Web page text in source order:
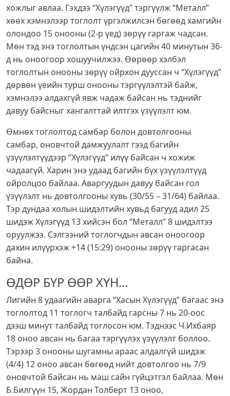
хожлыг авлаа. Гэхдээ “Хүлэгүүд” тэргүүлж “Металл”
хөөх хэмнэлээр тоглолт үргэлжилсэн бөгөөд хамгийн
олондоо 15 онооны (2-р үед) зөрүү гаргаж чадсан.
Мөн тэд энэ тоглолтын үндсэн цагийн 40 минутын 36-
д нь оноогоор хошуучилжээ. Өөрөөр хэлбэл
тоглолтын онооны зөрүү ойрхон дууссан ч “Хүлэгүүд”
дөрвөн үеийн турш онооны тэргүүлэлтэй байж,
хэмнэлээ алдахгүй явж чадаж байсан нь тэднийг
давуу байсныг хангалттай илтгэх үзүүлэлт юм.
Өмнөх тоглолтод самбар болон довтолгооны
самбар, оновчтой дамжуулалт гээд багийн
үзүүлэлтүүдээр “Хүлэгүүд” илүү байсан ч хожиж
чадаагүй. Харин энэ удаад багийн бүх үзүүлэлтүүд
ойролцоо байлаа. Аваргуудын давуу байсан гол
үзүүлэлт нь довтолгооны хувь (30/55 – 31/64) байлаа.
Тэр дундаа холын шидэлтийн хувьд багууд адил 25
шидэж Хүлэгүүд 13 хийсэн бол “Металл” 8 шидэлтээ
оруулжээ. Сэлгээний тоглогчдын авсан оноогоор
дахин илүүрхэж +14 (15:29) онооны зөрүү гаргасан
байна.
ӨДӨР БҮР ӨӨР ХҮН…
Лигийн 8 удаагийн аварга “Хасын Хүлэгүүд” багаас энэ
тоглолтод 11 тоглогч талбайд гарсны 7 нь 20-оос
дээш минут талбайд тоглосон юм. Тэднээс Ч.Ихбаяр
18 оноо авсан нь багаа тэргүүлэх үзүүлэлт боллоо.
Тэрээр 3 онооны шугамны араас алдалгүй шидэж
(4/4) 12 оноо авсан бөгөөд нийт довтолгоо нь 7/9
оновчтой байсан нь маш сайн гүйцэтгэл байлаа. Мөн
Б.Билгүүн 15, Жордан Толберт 13 оноо,